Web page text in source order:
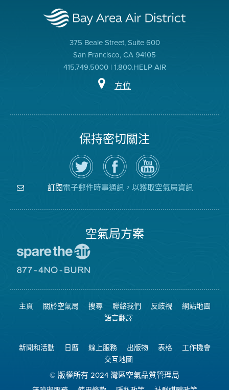
375 Beale Street, Suite 600
San Francisco, CA 94105
415.749.5000 | 1.800.HELP AIR
方位
保持密切關注
在
Twitter
上
關
注
空
瀏
覽
氣
局
的
空
氣
局
YouTube
頻
道
訂閱電子郵件時事通訊，以獲取空氣局資訊
空氣局方案
空
日
網
站
8774
可
燃
燒
主頁 關於空氣局 搜尋 聯絡我們 反歧視
網站地圖
語言翻譯
新聞和活動 日曆 線上服務 出版物 表格
工作機會
交互地圖
© 版權所有 2024 灣區空氣品質管理局